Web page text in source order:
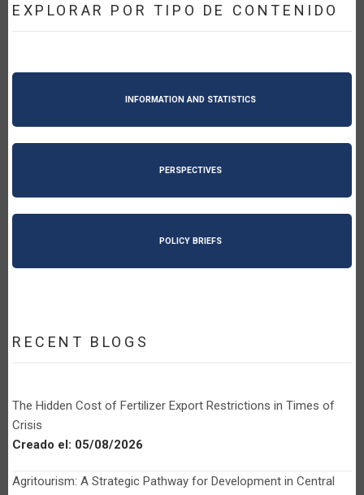
EXPLORAR POR TIPO DE CONTENIDO
INFORMATION AND STATISTICS
PERSPECTIVES
POLICY BRIEFS
RECENT BLOGS
The Hidden Cost of Fertilizer Export Restrictions in Times of
Crisis
Creado el: 05/08/2026
Agritourism: A Strategic Pathway for Development in Central